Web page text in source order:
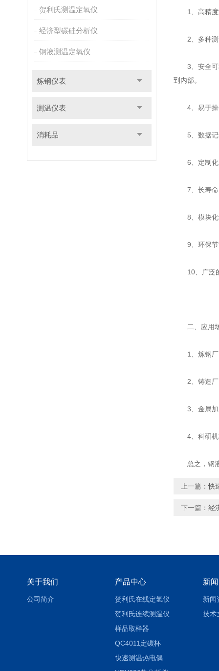
贺利氏测温定氧仪
经济型碳硅分析仪
钢液测温定氧仪
炼钢仪表
测温仪表
消耗品
1、高精度测
2、多种测试
3、安全可靠
到内部。
4、易于操作
5、数据记录
6、定制化服
7、长寿命设
8、模块化设
9、环保节
10、广泛的
二、应用
1、炼钢厂
2、铸造厂
3、金属加
4、科研机
总之，钢液
上一篇：快
下一篇： 经
关于我们
公司简介
产品中心
贺利氏在线定氢仪
贺利氏连续测温仪
样品取样器
QC4011定碳杯
快速测温热电偶
新
新闻
技术